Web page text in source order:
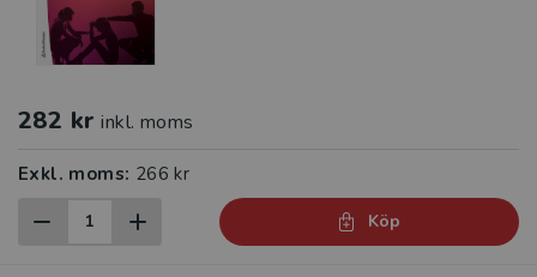
282 kr inkl. moms
Exkl. moms: 266 kr
Köp